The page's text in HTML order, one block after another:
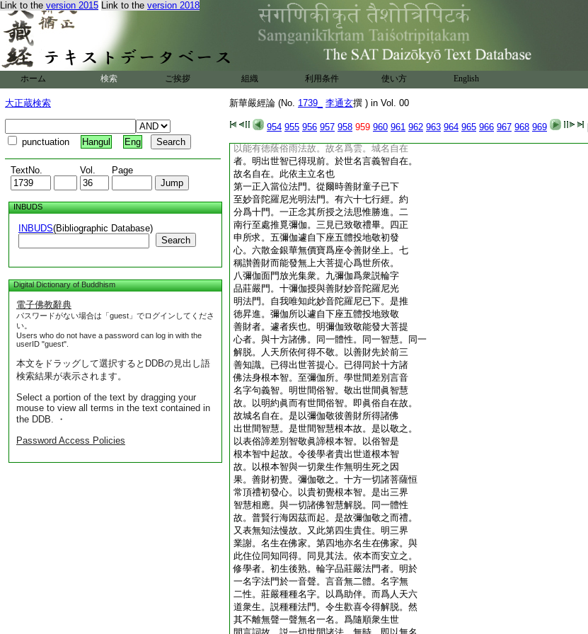
Link to the version 2015 Link to the version 2018
ホーム 検索 ご挨拶 組織 利用条件 使い方 English
大正蔵検索
punctuation Hangul Eng
TextNo. Vol. Page
INBUDS
INBUDS(Bibliographic Database)
Search
Digital Dictionary of Buddhism
電子佛教辭典
パスワードがない場合は「guest」でログインしてくださ
い。
Users who do not have a password can log in with the
userID "guest".
本文をドラッグして選択するとDDBの見出し語
検索結果が表示されます。
Select a portion of the text by dragging your
mouse to view all terms in the text contained in
the DDB. ・
Password Access Policies
新華嚴經論 (No. 1739_ 李通玄撰 ) in Vol. 00
954 955 956 957 958 959 960 961 962 963 964 965 966 967 968 969
生死故。約智一位通修諸法。約位偏修世智。
爲明前三知識已得出三界解脱神通故。先
修出世方學世間。自在無業不染著世間故。
又以出世間智學世間智易明了故。第二昇
進前位中。從諸菩薩持大悲戒已下。至辭退
而去。有九行半經。約分爲五門。一歎推先徳。
二示善知識所居之國。三示其居處。四擧知
識之名。五辭退而去。國名達里鼻荼者。其國
在南印土境。名義未譯。彌伽此云能伏。爲出
世智。已恒現前。世間智已得具足。眞俗二智
以能有徳蔭俗雨法故。故名爲雲。城名自在
者。明出世智已得現前。於世名言義智自在。
故名自在。此依主立名也
第一正入當位法門。從爾時善財童子已下
至妙音陀羅尼光明法門。有六十七行經。約
分爲十門。一正念其所授之法思惟勝進。二
南行至處推覓彌伽。三見已致敬禮畢。四正
申所求。五彌伽遽自下座五體投地敬初發
心。六散金銀華無價寶爲座令善財坐上。七
稱讃善財而能發無上大菩提心爲世所依。
八彌伽面門放光集衆。九彌伽爲衆説輪字
品莊嚴門。十彌伽授與善財妙音陀羅尼光
明法門。自我唯知此妙音陀羅尼已下。是推
徳昇進。彌伽所以遽自下座五體投地致敬
善財者。遽者疾也。明彌伽致敬能發大菩提
心者。與十方諸佛。同一體性。同一智慧。同一
解脱。人天所依何得不敬。以善財先於前三
善知識。已得出世菩提心。已得同於十方諸
佛法身根本智。至彌伽所。學世間差別言音
名字句義智。明世間俗智。敬出世間眞智慧
故。以明約眞而有世間俗智。即眞俗自在故。
故城名自在。是以彌伽敬彼善財所得諸佛
出世間智慧。是世間智慧根本故。是以敬之。
以表俗諦差別智敬眞諦根本智。以俗智是
根本智中起故。令後學者貴出世道根本智
故。以根本智與一切衆生作無明生死之因
果。善財初覺。彌伽敬之。十方一切諸菩薩恒
常頂禮初發心。以貴初覺根本智。是出三界
智慧相應。與一切諸佛智慧解脱。同一體性
故。普賢行海因茲而起。是故彌伽敬之而禮。
又表無知法慢故。又此第四生貴住。明三界
業謝。名生在佛家。第四地亦名生在佛家。與
此住位同知同得。同見其法。依本而安立之。
修學者。初生後熟。輪字品莊嚴法門者。明於
一名字法門於一音聲。言音無二體。名字無
二性。莊嚴種種名字。以爲助伴。而爲人天六
道衆生。説種種法門。令生歡喜令得解脱。然
其不離無聲一聲無名一名。爲隨順衆生世